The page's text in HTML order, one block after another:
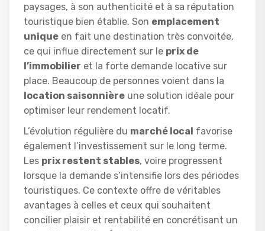
paysages, à son authenticité et à sa réputation
touristique bien établie. Son emplacement
unique en fait une destination très convoitée,
ce qui influe directement sur le prix de
l’immobilier et la forte demande locative sur
place. Beaucoup de personnes voient dans la
location saisonnière une solution idéale pour
optimiser leur rendement locatif.
L’évolution régulière du marché local favorise
également l’investissement sur le long terme.
Les prix restent stables, voire progressent
lorsque la demande s’intensifie lors des périodes
touristiques. Ce contexte offre de véritables
avantages à celles et ceux qui souhaitent
concilier plaisir et rentabilité en concrétisant un